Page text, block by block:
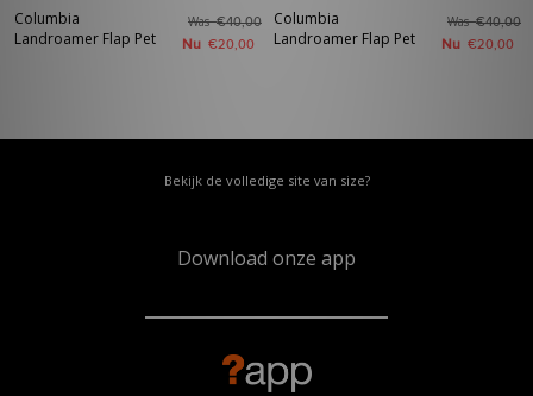
Columbia
Landroamer Flap Pet
Was€40,00
Nu €20,00
Columbia
Landroamer Flap Pet
Was€40,00
Nu €20,00
Bekijk de volledige site van size?
Download onze app